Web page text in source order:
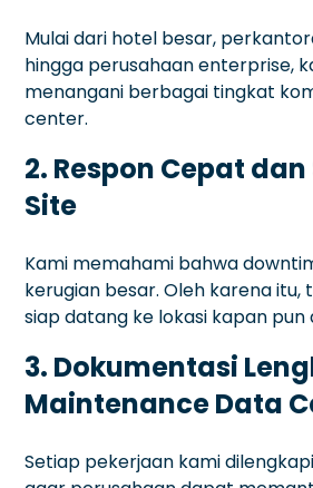
Mulai dari hotel besar,
hingga perusahaan enterprise,
menangani berbagai tingkat
center.
2. Respon Cepat
Site
Kami memahami bahwa
kerugian besar. Oleh karena itu,
siap datang ke lokasi kapan pun
3. Dokumentasi
Maintenance Data
Setiap pekerjaan kami